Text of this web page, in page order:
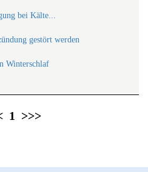
bei Kälte...
gestört werden
Winterschlaf
1 >>>